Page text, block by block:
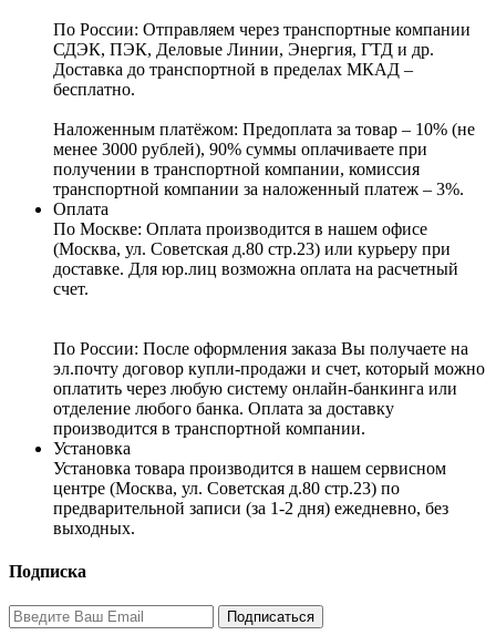
По России: Отправляем через транспортные компании
СДЭК, ПЭК, Деловые Линии, Энергия, ГТД и др.
Доставка до транспортной в пределах МКАД –
бесплатно.
Наложенным платёжом: Предоплата за товар – 10% (не
менее 3000 рублей), 90% суммы оплачиваете при
получении в транспортной компании, комиссия
транспортной компании за наложенный платеж – 3%.
Оплата
По Москве: Оплата производится в нашем офисе
(Москва, ул. Советская д.80 стр.23) или курьеру при
доставке. Для юр.лиц возможна оплата на расчетный
счет.
По России: После оформления заказа Вы получаете на
эл.почту договор купли-продажи и счет, который можно
оплатить через любую систему онлайн-банкинга или
отделение любого банка. Оплата за доставку
производится в транспортной компании.
Установка
Установка товара производится в нашем сервисном
центре (Москва, ул. Советская д.80 стр.23) по
предварительной записи (за 1-2 дня) ежедневно, без
выходных.
Подписка